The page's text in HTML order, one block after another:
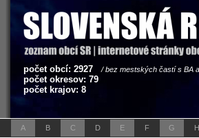
počet obcí: 2927 / bez mestských častí s BA
počet okresov: 79
počet krajov: 8
A B C D E F G H